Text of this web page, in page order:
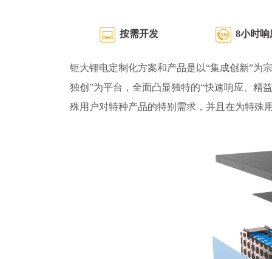
按需开发 8小时响
钜大锂电定制化方案和产品是以“集成创新”为
独创”为平台，全面凸显独特的“快速响应、精
殊用户对特种产品的特别需求，并且在为特殊